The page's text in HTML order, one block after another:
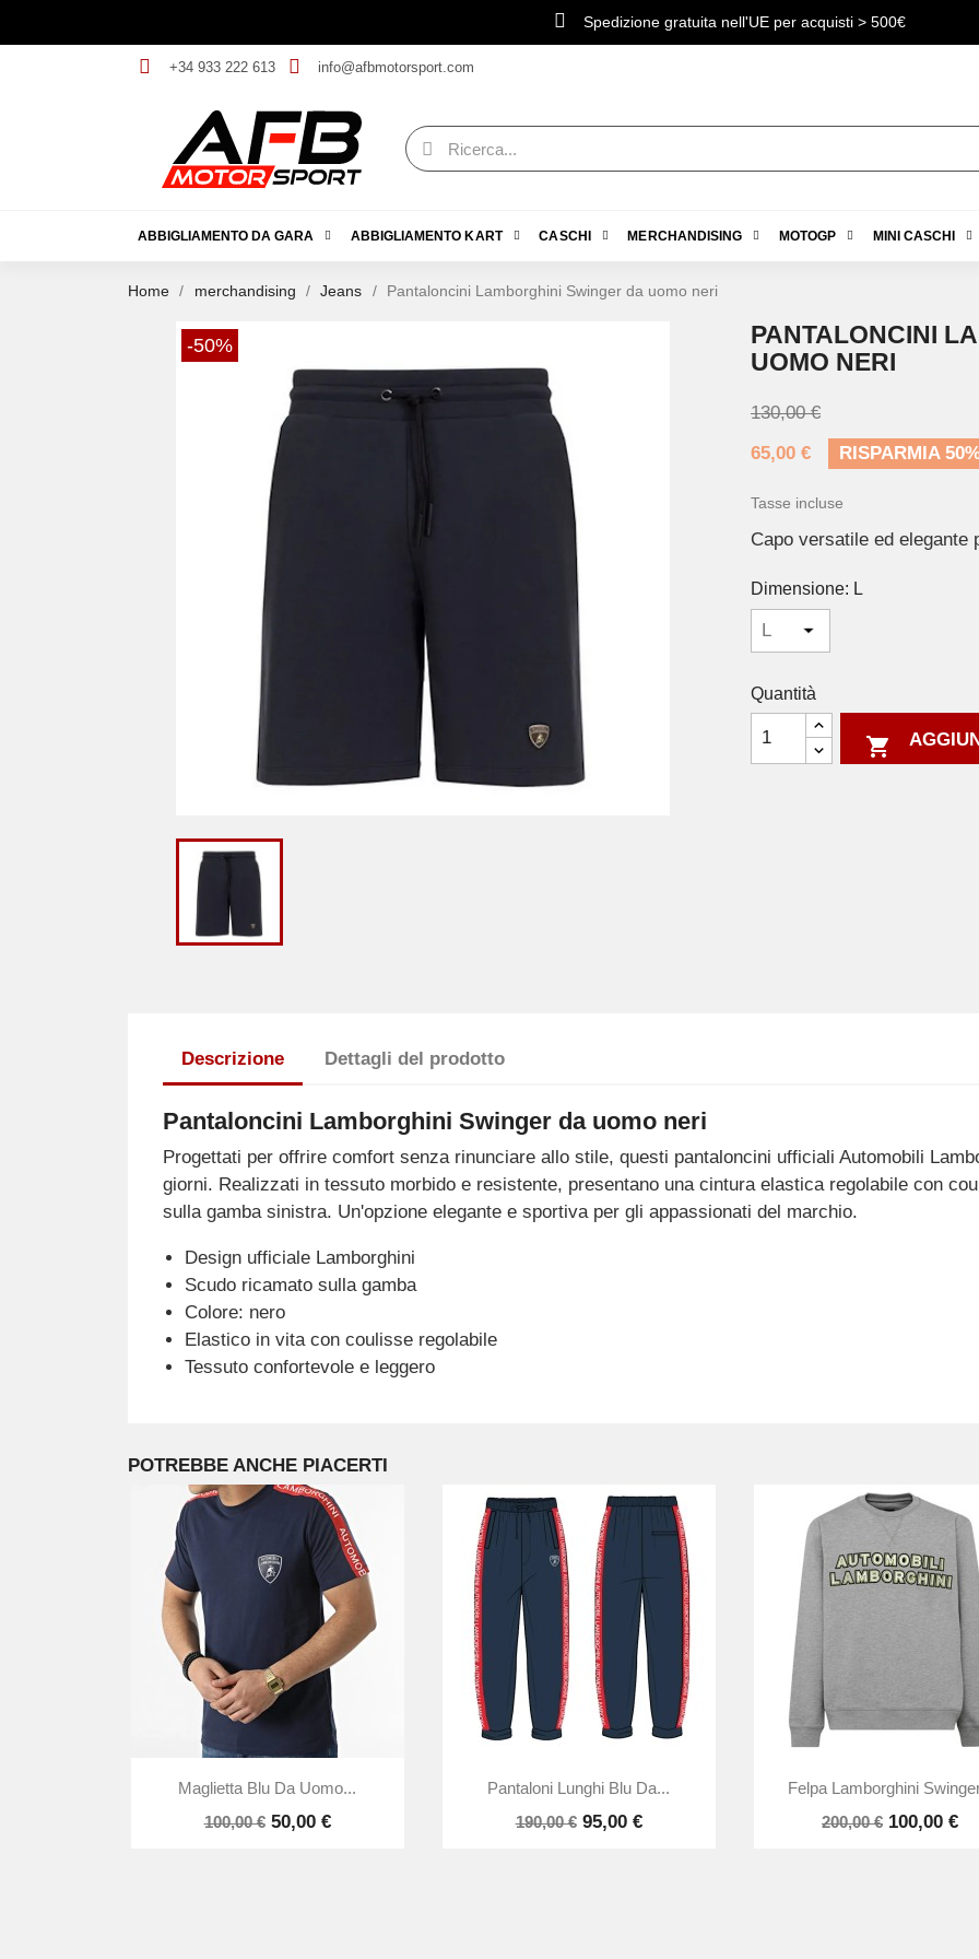
Spedizione gratuita nell'UE per acquisti > 500€
+34 933 222 613 info@afbmotorsport.com
ABBIGLIAMENTO DA GARA ABBIGLIAMENTO KART CASCHI MERCHANDISING MOTOGP MINI CASCHI
Home merchandising Jeans Pantaloncini Lamborghini Swinger da uomo neri
-50%
PANTALONCINI
UOMO NERI
130,00 €
65,00 €
RISPARMIA
Tasse incluse
Capo versatile ed elegante
Dimensione: L
Quantità

Descrizione Dettagli del prodotto
Pantaloncini Lamborghini Swinger da uomo neri
Progettati per offrire comfort senza rinunciare allo stile, questi pantaloncini ufficiali Automobili
giorni. Realizzati in tessuto morbido e resistente, presentano una cintura elastica regolabile con
sulla gamba sinistra. Un'opzione elegante e sportiva per gli appassionati del marchio.
Design ufficiale Lamborghini
Scudo ricamato sulla gamba
Colore: nero
Elastico in vita con coulisse regolabile
Tessuto confortevole e leggero
POTREBBE ANCHE PIACERTI
Anteprima
Maglietta Blu Da Uomo...
100,00 € 50,00 €
Anteprima
Pantaloni Lunghi Blu Da...
190,00 € 95,00 €
Anteprima
Felpa Lamborghini
200,00 € 100,00 €